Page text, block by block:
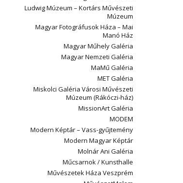
Ludwig Múzeum – Kortárs Művészeti
Múzeum
Magyar Fotográfusok Háza – Mai
Manó Ház
Magyar Műhely Galéria
Magyar Nemzeti Galéria
MaMű Galéria
MET Galéria
Miskolci Galéria Városi Művészeti
Múzeum (Rákóczi-ház)
MissionArt Galéria
MODEM
Modern Képtár – Vass-gyűjtemény
Modern Magyar Képtár
Molnár Ani Galéria
Műcsarnok / Kunsthalle
Művészetek Háza Veszprém